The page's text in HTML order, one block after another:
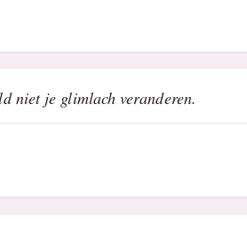
niet je glimlach veranderen.